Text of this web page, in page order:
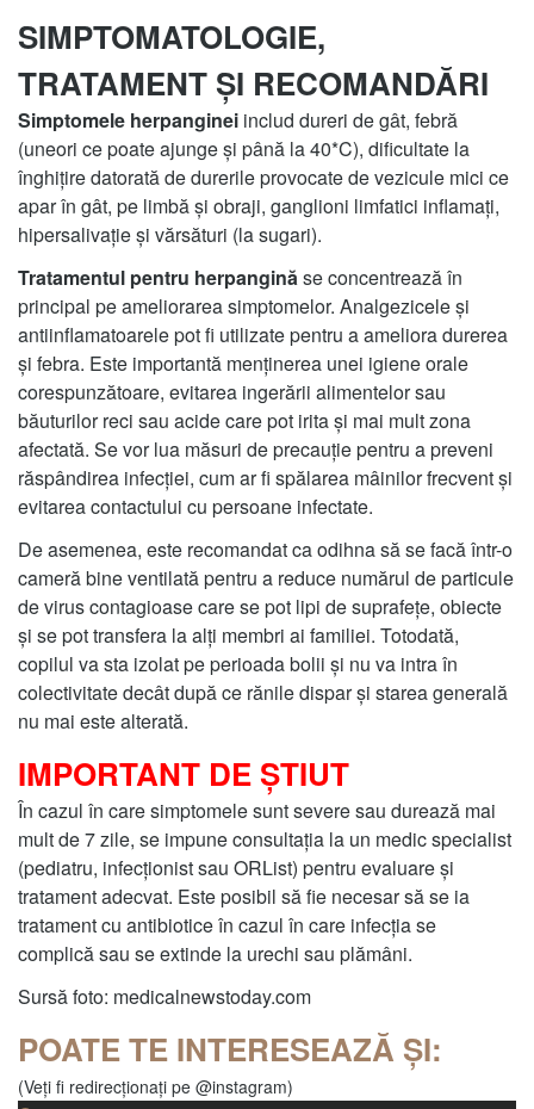
SIMPTOMATOLOGIE,
TRATAMENT ȘI RECOMANDĂRI
Simptomele herpanginei includ dureri de gât, febră
(uneori ce poate ajunge și până la 40*C), dificultate la
înghițire datorată de durerile provocate de vezicule mici ce
apar în gât, pe limbă și obraji, ganglioni limfatici inflamați,
hipersalivație și vărsături (la sugari).
Tratamentul pentru herpanginăse concentrează în
principal pe ameliorarea simptomelor. Analgezicele și
antiinflamatoarele pot fi utilizate pentru a ameliora durerea
și febra. Este importantă menținerea unei igiene orale
corespunzătoare, evitarea ingerării alimentelor sau
băuturilor reci sau acide care pot irita și mai mult zona
afectată. Se vor lua măsuri de precauție pentru a preveni
răspândirea infecției, cum ar fi spălarea mâinilor frecvent și
evitarea contactului cu persoane infectate.
De asemenea, este recomandat ca odihna să se facă într-o
cameră bine ventilată pentru a reduce numărul de particule
de virus contagioase care se pot lipi de suprafețe, obiecte
și se pot transfera la alți membri ai familiei. Totodată,
copilul va sta izolat pe perioada bolii și nu va intra în
colectivitate decât după ce rănile dispar și starea generală
nu mai este alterată.
IMPORTANT DE ȘTIUT
În cazul în care simptomele sunt severe sau durează mai
mult de 7 zile, se impune consultația la un medic specialist
(pediatru, infecționist sau ORList) pentru evaluare și
tratament adecvat. Este posibil să fie necesar să se ia
tratament cu antibiotice în cazul în care infecția se
complică sau se extinde la urechi sau plămâni.
Sursă foto: medicalnewstoday.com
POATE TE INTERESEAZĂ ȘI:
(Veți fi redirecționați pe @instagram)